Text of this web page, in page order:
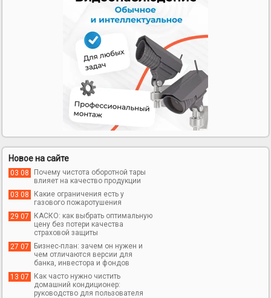
Новое на сайте
03 08
Почему чистота оборотной тары
влияет на качество продукции
03 08
Какие ограничения есть у
газового пожаротушения
29 07
КАСКО: как выбрать оптимальную
цену без потери качества
страховой защиты
27 07
Бизнес-план: зачем он нужен и
чем отличаются версии для
банка, инвестора и фондов
13 07
Как часто нужно чистить
домашний кондиционер:
руководство для пользователя